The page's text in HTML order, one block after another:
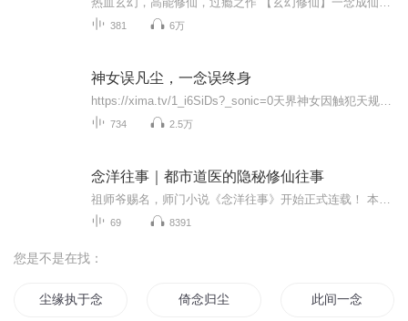
381 6万
神女误凡尘，一念误终身
734 2.5万
念洋往事｜都市道医的隐秘修仙往事
69 8391
您是不是在找：
尘缘执于念 倚念归尘 此间一念